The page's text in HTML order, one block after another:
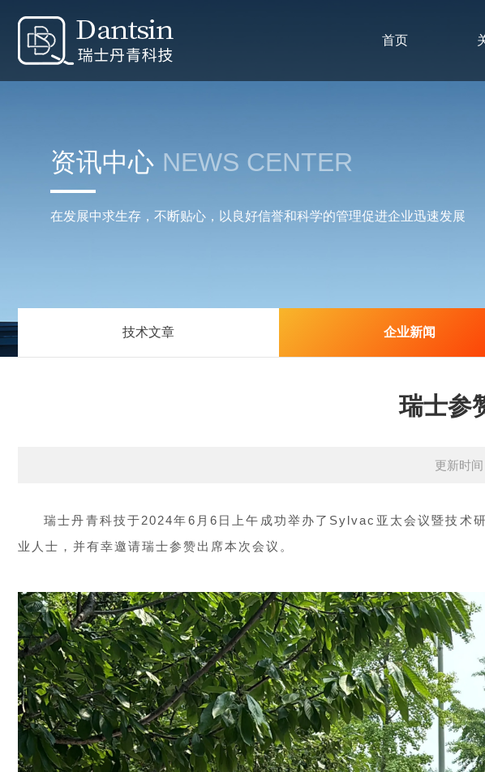
首页
资讯中心 NEWS CENTER
在发展中求生存，不断贴心，以良好信誉和科学的管理促进企业迅速发展
技术文章 企业新闻
瑞士参
更新时
瑞士丹青科技于2024年6月6日上午成功举办了Sylvac亚太会议暨技术
业人士，并有幸邀请瑞士参赞出席本次会议。